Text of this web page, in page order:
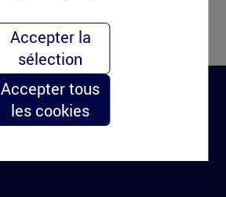
Accepter la
sélection
Accepter tous
les cookies